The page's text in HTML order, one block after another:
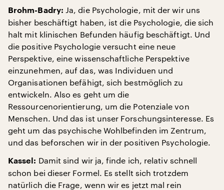
Brohm-Badry: Ja, die Psychologie, mit der wir uns
bisher beschäftigt haben, ist die Psychologie, die sich
halt mit klinischen Befunden häufig beschäftigt. Und
die positive Psychologie versucht eine neue
Perspektive, eine wissenschaftliche Perspektive
einzunehmen, auf das, was Individuen und
Organisationen befähigt, sich bestmöglich zu
entwickeln. Also es geht um die
Ressourcenorientierung, um die Potenziale von
Menschen. Und das ist unser Forschungsinteresse. Es
geht um das psychische Wohlbefinden im Zentrum,
und das beforschen wir in der positiven Psychologie.
Kassel: Damit sind wir ja, finde ich, relativ schnell
schon bei dieser Formel. Es stellt sich trotzdem
natürlich die Frage, wenn wir es jetzt mal rein